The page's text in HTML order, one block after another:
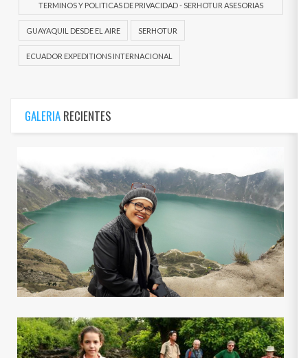
TERMINOS Y POLITICAS DE PRIVACIDAD - SERHOTUR ASESORIAS
GUAYAQUIL DESDE EL AIRE SERHOTUR
ECUADOR EXPEDITIONS INTERNACIONAL
GALERIA RECIENTES